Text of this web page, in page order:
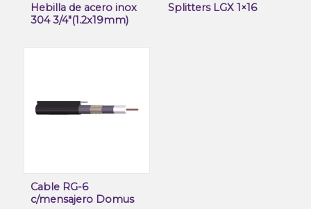
Hebilla de acero inox
304 3/4″(1.2x19mm)
Splitters LGX 1×16
Cable RG-6
c/mensajero Domus